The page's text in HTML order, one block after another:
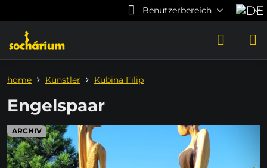
Benutzerbereich
ARCHIV
home Künstler Kubina Filip
Engelspaar